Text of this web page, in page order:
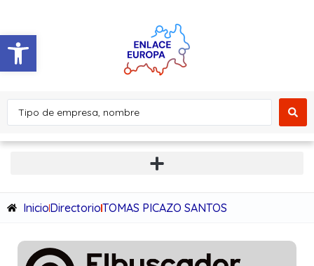
Abrir barra de herramientas
InicioDirectorioTOMAS PICAZO SANTOS